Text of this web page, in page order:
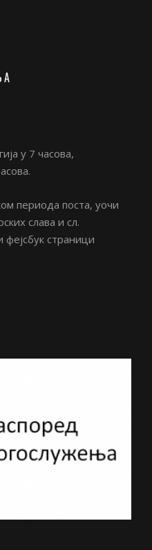
у 7 часова,
периода поста, уочи
слава и сл.
фејсбук страници